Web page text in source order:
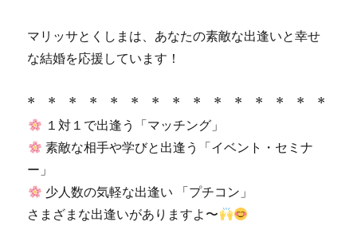
マリッサとくしまは、あなたの素敵な出逢いと幸せ
な結婚を応援しています！
* * * * * * * * * * * * * * *
１対１で出逢う「マッチング」
素敵な相手や学びと出逢う「イベント・セミナ
ー」
少人数の気軽な出逢い 「プチコン」
さまざまな出逢いがありますよ〜